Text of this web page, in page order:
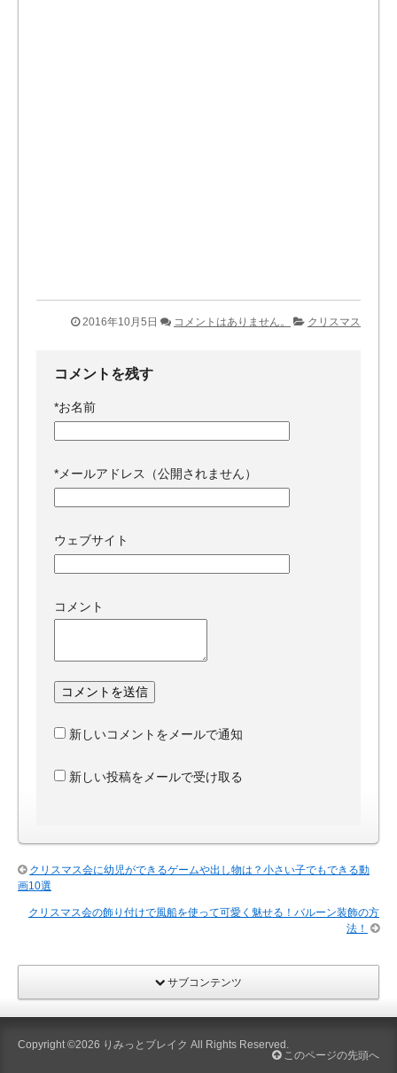
2016年10月5日 コメントはありません。 クリスマス
コメントを残す
*お名前
* メールアドレス（公開されません）
ウェブサイト
コメント
新しいコメントをメールで通知
新しい投稿をメールで受け取る
クリスマス会に幼児ができるゲームや出し物は？小さい子でもできる動
画10選
クリスマス会の飾り付けで風船を使って可愛く魅せる！バルーン装飾の方
法！
サブコンテンツ
Copyright ©2026 りみっとブレイク All Rights Reserved.
このページの先頭へ